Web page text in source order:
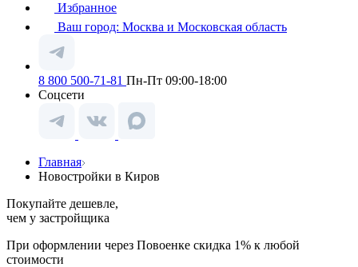
Избранное
Ваш город: Москва и Московская область
8 800 500-71-81 Пн-Пт 09:00-18:00
Соцсети
Главная
Новостройки в Киров
Покупайте дешевле,
чем у застройщика
При оформлении через Повоенке скидка 1% к любой
стоимости